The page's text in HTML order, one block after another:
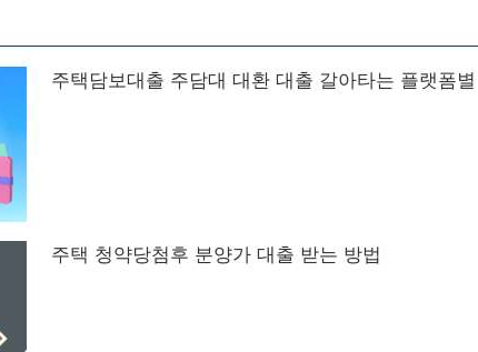
주택담보대출 주담대 대환 대출 갈아타는 플랫폼
주택 청약당첨후 분양가 대출 받는 방법